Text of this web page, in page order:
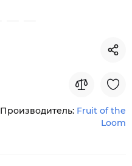
Производитель: Fruit of the
Loom